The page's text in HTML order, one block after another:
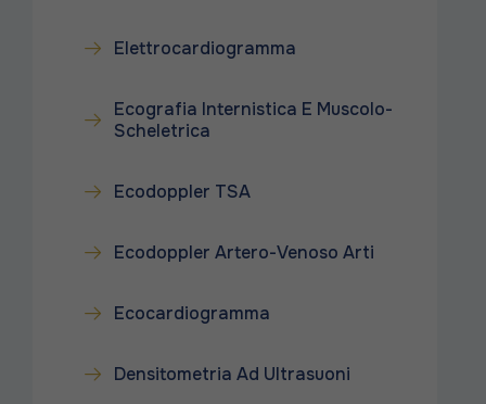
Elettrocardiogramma
Ecografia Internistica E Muscolo-
Scheletrica
Ecodoppler TSA
Ecodoppler Artero-Venoso Arti
Ecocardiogramma
Densitometria Ad Ultrasuoni